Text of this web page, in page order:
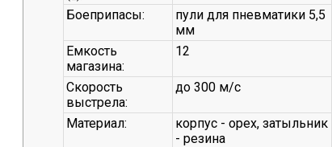
Боеприпасы:
пули для пневматики 5,5
мм
Емкость
магазина:
12
Скорость
выстрела:
до 300 м/с
Материал:
корпус - орех, затыльник
- резина